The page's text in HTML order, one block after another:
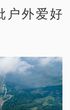
户外爱好